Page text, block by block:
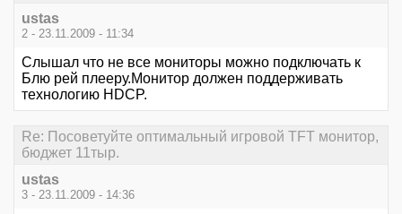
ustas
2 - 23.11.2009 - 11:34
Слышал что не все мониторы можно подключать к
Блю рей плееру.Монитор должен поддерживать
технологию HDCP.
Re: Посоветуйте оптимальный игровой TFT монитор,
бюджет 11тыр.
ustas
3 - 23.11.2009 - 14:36